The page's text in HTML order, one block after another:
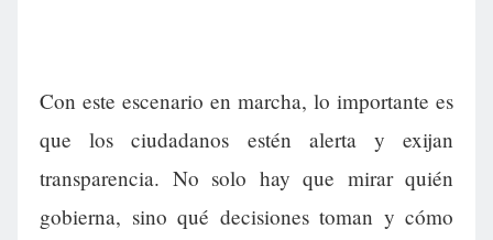
Con este escenario en marcha, lo importante es
que los ciudadanos estén alerta y exijan
transparencia. No solo hay que mirar quién
gobierna, sino qué decisiones toman y cómo